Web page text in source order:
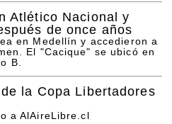
Atlético Nacional y
de once años
en Medellín y accedieron a
El "Cacique" se ubicó en
B.
la Copa Libertadores
a AlAireLibre.cl